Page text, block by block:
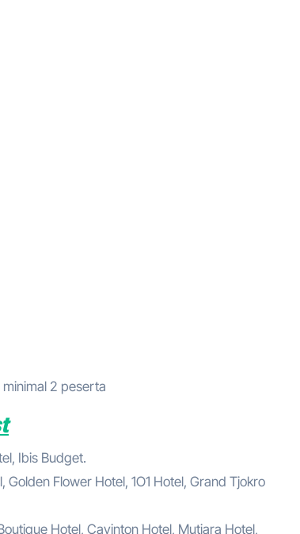
2 peserta
Ibis Budget.
Flower Hotel, 1O1 Hotel, Grand Tjokro
Hotel, Cavinton Hotel, Mutiara Hotel,